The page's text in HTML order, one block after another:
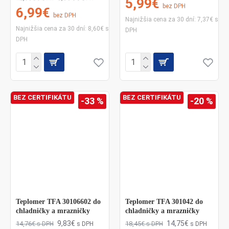
KVALITA, DÔVERA, RÝCHLOSŤ A
SPOĽAHLIVOSŤ.
6,99€
bez DPH
Najnižšia cena za 30 dní: 8,60€ s
DPH
5,99€
bez DPH
Najnižšia cena za 30 dní: 7,37€ s
DPH
BEZ CERTIFIKÁTU -33 %
Teplomer TFA 30106602 do
chladničky a mrazničky
9,83€ s DPH
14,76€s DPH
BEZ CERTIFIKÁTU -20 %
Teplomer TFA 301042 do
chladničky a mrazničky
14,75€ s DPH
18,45€s DPH